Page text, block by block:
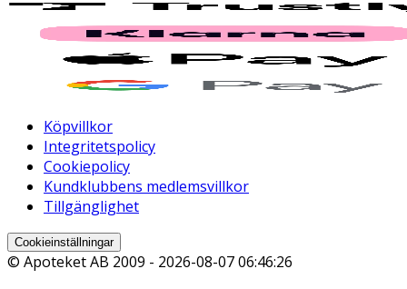
Köpvillkor
Integritetspolicy
Cookiepolicy
Kundklubbens medlemsvillkor
Tillgänglighet
Cookieinställningar
© Apoteket AB 2009 - 2026-08-07 06:46:26